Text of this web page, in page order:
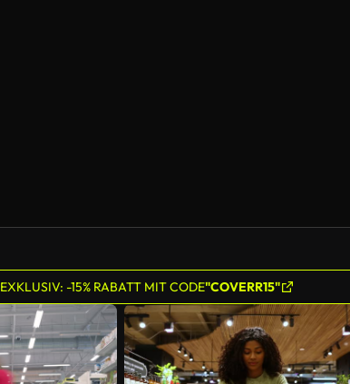
EXKLUSIV: -15% RABATT MIT CODE"COVERR15"